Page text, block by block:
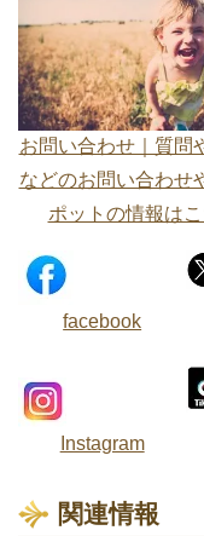
お問い合わせ｜質問
などのお問い合わせ
ポットの情報は
facebook
Instagram
関連情報